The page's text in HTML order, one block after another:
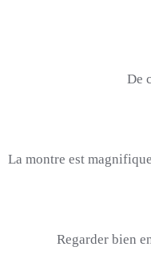
De
La montre est
Regarder bien